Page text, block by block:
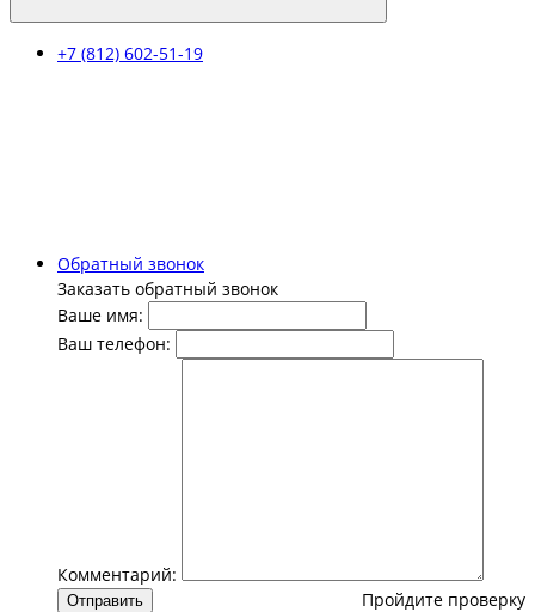
+7 (812) 602-51-19
Обратный звонок
Заказать обратный звонок
Ваше имя:
Ваш телефон:
Комментарий:
Пройдите проверку
Отправить